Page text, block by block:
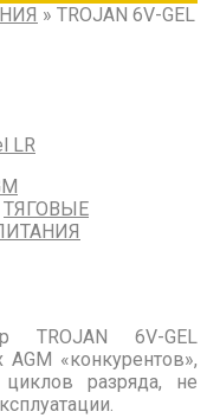
» TROJAN 6V-GEL
ТЯГОВЫЕ
TROJAN 6V-GEL
«конкурентов»,
разряда, не